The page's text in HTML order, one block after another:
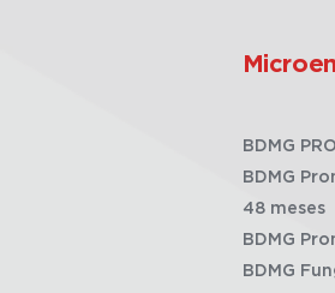
BDMG
BDMG
48 meses
BDMG
BDMG